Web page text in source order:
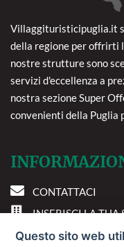
Villaggituristicipuglia.it
della regione per offrirti
nostre strutture sono
servizi d'eccellenza a
nostra sezione Super
convenienti della Puglia
CONTATTACI
INSERISCI LA TUA
PREFERENZE
Questo sito web